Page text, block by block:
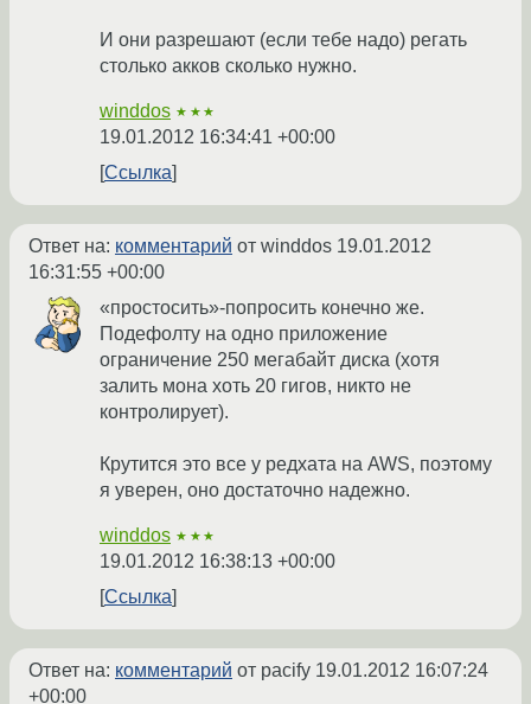
И они разрешают (если тебе надо) регать
столько акков сколько нужно.
winddos ★★★
19.01.2012 16:34:41 +00:00
Ссылка
Ответ на: комментарий от winddos 19.01.2012
16:31:55 +00:00
«простосить»-попросить конечно же.
Подефолту на одно приложение
ограничение 250 мегабайт диска (хотя
залить мона хоть 20 гигов, никто не
контролирует).
Крутится это все у редхата на AWS, поэтому
я уверен, оно достаточно надежно.
winddos ★★★
19.01.2012 16:38:13 +00:00
Ссылка
Ответ на: комментарий от pacify 19.01.2012 16:07:24
+00:00